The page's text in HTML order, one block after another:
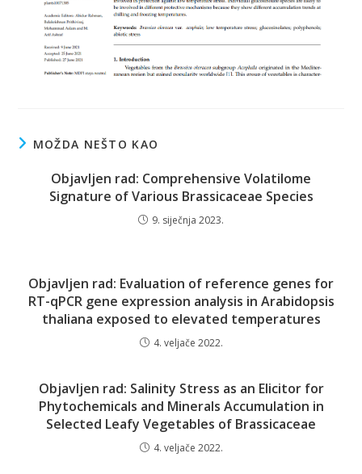
MOŽDA NEŠTO KAO
Objavljen rad: Comprehensive Volatilome
Signature of Various Brassicaceae Species
9. siječnja 2023.
Objavljen rad: Evaluation of reference genes for
RT-qPCR gene expression analysis in Arabidopsis
thaliana exposed to elevated temperatures
4. veljače 2022.
Objavljen rad: Salinity Stress as an Elicitor for
Phytochemicals and Minerals Accumulation in
Selected Leafy Vegetables of Brassicaceae
4. veljače 2022.